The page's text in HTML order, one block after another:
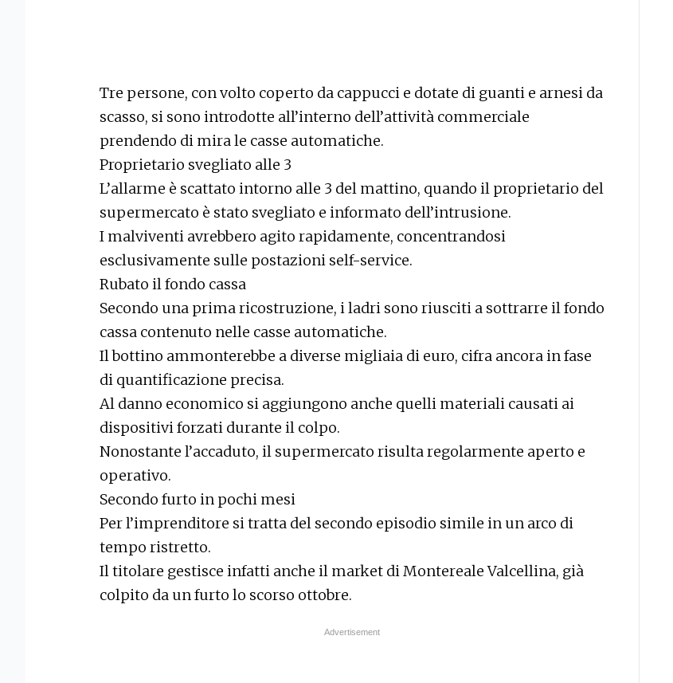
Tre persone, con volto coperto da cappucci e dotate di guanti e arnesi da
scasso, si sono introdotte all’interno dell’attività commerciale
prendendo di mira le casse automatiche.
Proprietario svegliato alle 3
L’allarme è scattato intorno alle 3 del mattino, quando il proprietario del
supermercato è stato svegliato e informato dell’intrusione.
I malviventi avrebbero agito rapidamente, concentrandosi
esclusivamente sulle postazioni self-service.
Rubato il fondo cassa
Secondo una prima ricostruzione, i ladri sono riusciti a sottrarre il fondo
cassa contenuto nelle casse automatiche.
Il bottino ammonterebbe a diverse migliaia di euro, cifra ancora in fase
di quantificazione precisa.
Al danno economico si aggiungono anche quelli materiali causati ai
dispositivi forzati durante il colpo.
Nonostante l’accaduto, il supermercato risulta regolarmente aperto e
operativo.
Secondo furto in pochi mesi
Per l’imprenditore si tratta del secondo episodio simile in un arco di
tempo ristretto.
Il titolare gestisce infatti anche il market di Montereale Valcellina, già
colpito da un furto lo scorso ottobre.